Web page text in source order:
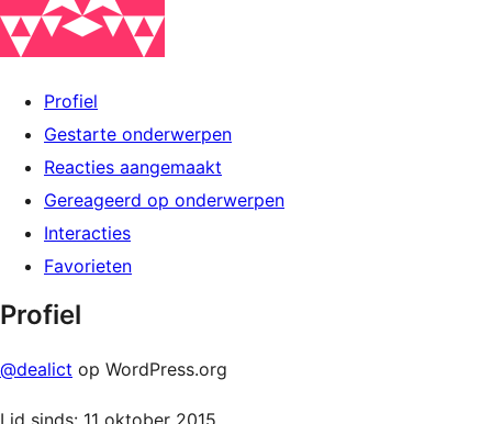
Profiel
Gestarte onderwerpen
Reacties aangemaakt
Gereageerd op onderwerpen
Interacties
Favorieten
Profiel
@dealict op WordPress.org
Lid sinds: 11 oktober 2015